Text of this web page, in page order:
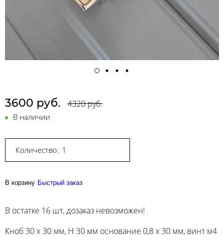
3600 руб. 4320 руб.
В наличии
Количество:
В корзину Быстрый заказ
В остатке 16 шт, дозаказ невозможен!
Кноб 30 х 30 мм, H 30 мм основание 0,8 х 30 мм, винт м4